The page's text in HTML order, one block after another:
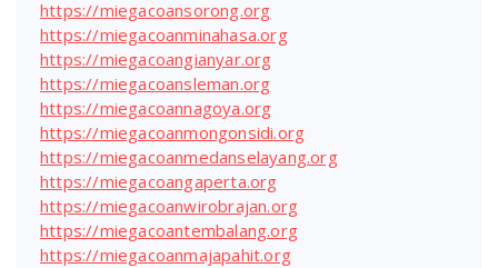
https://miegacoansorong.org
https://miegacoanminahasa.org
https://miegacoangianyar.org
https://miegacoansleman.org
https://miegacoannagoya.org
https://miegacoanmongonsidi.org
https://miegacoanmedanselayang.org
https://miegacoangaperta.org
https://miegacoanwirobrajan.org
https://miegacoantembalang.org
https://miegacoanmajapahit.org